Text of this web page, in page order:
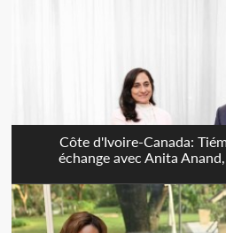
Côte d'Ivoire-Canada:
échange avec Anita